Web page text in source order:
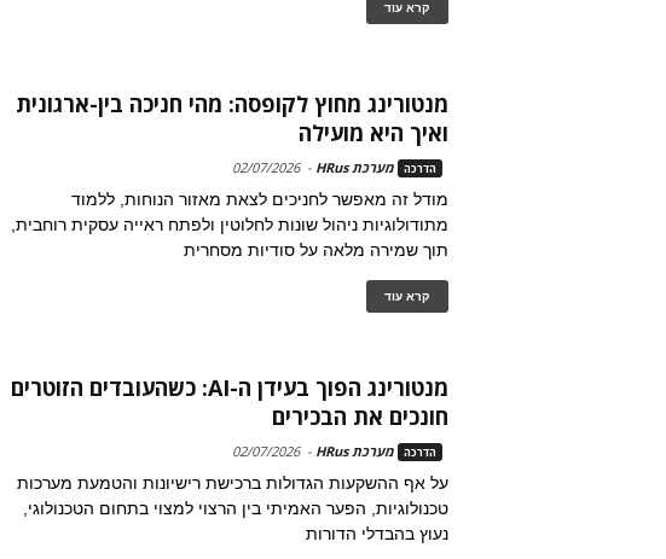
קרא עוד
מנטורינג מחוץ לקופסה: מהי חניכה בין-ארגונית
ואיך היא מועילה
הדרכה מערכת HRus -
02/07/2026
מודל זה מאפשר לחניכים לצאת מאזור הנוחות, ללמוד
מתודולוגיות ניהול שונות לחלוטין ולפתח ראייה עסקית רוחבית,
תוך שמירה מלאה על סודיות מסחרית
קרא עוד
מנטורינג הפוך בעידן ה-AI: כשהעובדים הזוטרים
חונכים את הבכירים
הדרכה מערכת HRus -
02/07/2026
על אף ההשקעות הגדולות ברכישת רישיונות והטמעת מערכות
טכנולוגיות, הפער האמיתי בין הרצוי למצוי בתחום הטכנולוגי,
נעוץ בהבדלי הדורות